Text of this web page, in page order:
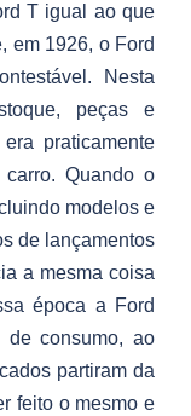
T igual ao que
em 1926, o Ford
Nesta
peças e
praticamente
Quando o
modelos e
de lançamentos
a mesma coisa
época a Ford
de consumo, ao
partiram da
feito o mesmo e